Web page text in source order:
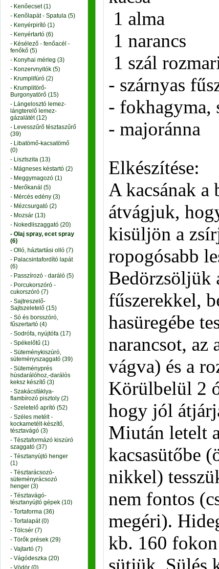
- Kenőecset (1)
- Kenőlapát - Spatula (5)
- Kenyérpirító (1)
- Kenyértartó (6)
- Késélező - fenőacél -
fenőkő (5)
- Konyhai mérleg (3)
- Konzervnyitók (5)
- Krumplifúró (2)
- Krumplitörő-
Burgonyatörő (15)
- Lángelosztó lemez-
lángterelő lemez-
gázalátét (12)
- Levesszűrő tésztaszűrő
(39)
- Libatömő-kacsatömő
(0)
- Lisztszita (13)
- Mágneses késtartó (2)
- Meggymagozó (1)
- Merőkanál (5)
- Mércés edény (3)
- Mézcsurgató (2)
- Mozsár (13)
- Nokedliszaggató (20)
- Olaj spray, ecet spray
(6)
- Olló, háztartási olló (7)
- Palacsintafordító lapát
(6)
- Passzírozó - daráló (5)
- Porcukorszóró -
cukorszóró (7)
- Sajtreszelő-
Sajtszeletelő (15)
- Só és borsszóró,
fűszertartó (4)
- Sodrófa, nyújtófa (17)
- Spékelőtű (1)
- Süteménykiszúró,
süteményszaggató (39)
- Süteményprés
húsdarálóhoz,-darálós
keksz készítő (3)
- Szakácsfáklya-
flambírozó pisztoly (2)
- Szeletelő aprító (52)
- Széles metélt -
kockametélt-készítő,
tésztavágó (3)
- Tésztaformázó kiszúró
szaggató (37)
- Tésztanyújtó henger
(1)
- Tésztarácsozó-
süteményrácsozó
henger (3)
- Tésztavágó-
tésztanyújtó gépek (10)
- Tortaforma (36)
- Tortalapát (0)
- Tölcsér (7)
- Törők prések (29)
- Vajtartó (7)
- Vágódeszka (20)
- Vödör (0)
1 alma
1 narancs
1 szál
- szárnyas
- fokhagyma,
- majoránna
Elkészítése:
A kacsának a
átvágjuk,
kisüljön a
ropogósabb
Bedörzsöljük
fűszerekkel,
hasüregébe
narancsot, az
vágva) és a
Körülbelül 2
hogy jól
Miután letelt
kacsasütőbe
nikkel)
nem fontos
megéri).
kb. 160